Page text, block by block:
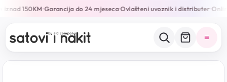
150KM•Garancija do 24 mjeseca•Ovlašteni uvoznik i distributer•